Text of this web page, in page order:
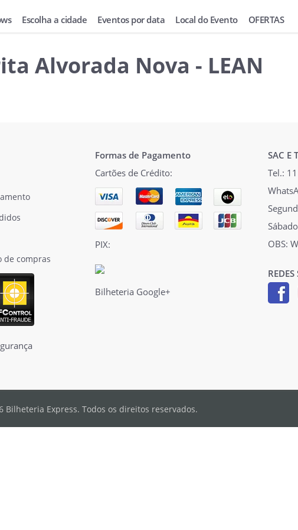
Escolha a cidade Eventos por data Local do Evento OFERTAS
Alvorada Nova - LEAN
de compras
Formas de Pagamento
Cartões de Crédito:
PIX:
Bilheteria Google+
SAC E
Tel.:
OBS:
Bilheteria Express. Todos os direitos reservados.